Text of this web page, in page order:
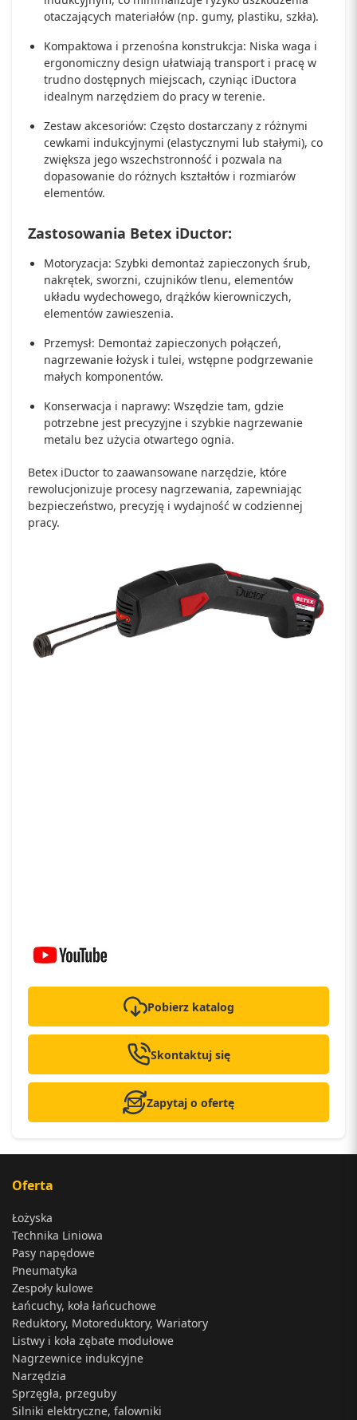
otaczających materiałów (np. gumy, plastiku, szkła).
Kompaktowa i przenośna konstrukcja: Niska waga i
ergonomiczny design ułatwiają transport i pracę w
trudno dostępnych miejscach, czyniąc iDuctora
idealnym narzędziem do pracy w terenie.
Zestaw akcesoriów: Często dostarczany z różnymi
cewkami indukcyjnymi (elastycznymi lub stałymi), co
zwiększa jego wszechstronność i pozwala na
dopasowanie do różnych kształtów i rozmiarów
elementów.
Zastosowania Betex iDuctor:
Motoryzacja: Szybki demontaż zapieczonych śrub,
nakrętek, sworzni, czujników tlenu, elementów
układu wydechowego, drążków kierowniczych,
elementów zawieszenia.
Przemysł: Demontaż zapieczonych połączeń,
nagrzewanie łożysk i tulei, wstępne podgrzewanie
małych komponentów.
Konserwacja i naprawy: Wszędzie tam, gdzie
potrzebne jest precyzyjne i szybkie nagrzewanie
metalu bez użycia otwartego ognia.
Betex iDuctor to zaawansowane narzędzie, które
rewolucjonizuje procesy nagrzewania, zapewniając
bezpieczeństwo, precyzję i wydajność w codziennej
pracy.
Pobierz katalog
Skontaktuj się
Zapytaj o ofertę
Oferta
Łożyska
Technika Liniowa
Pasy napędowe
Pneumatyka
Zespoły kulowe
Łańcuchy, koła łańcuchowe
Reduktory, Motoreduktory, Wariatory
Listwy i koła zębate modułowe
Nagrzewnice indukcyjne
Narzędzia
Sprzęgła, przeguby
Silniki elektryczne, falowniki